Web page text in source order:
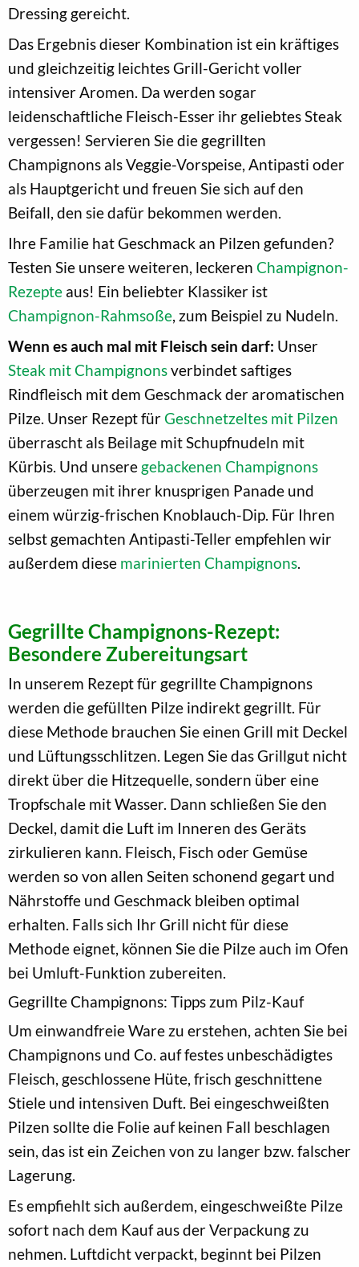
Dressing gereicht.
Das Ergebnis dieser Kombination ist ein kräftiges
und gleichzeitig leichtes Grill-Gericht voller
intensiver Aromen. Da werden sogar
leidenschaftliche Fleisch-Esser ihr geliebtes Steak
vergessen! Servieren Sie die gegrillten
Champignons als Veggie-Vorspeise, Antipasti oder
als Hauptgericht und freuen Sie sich auf den
Beifall, den sie dafür bekommen werden.
Ihre Familie hat Geschmack an Pilzen gefunden?
Testen Sie unsere weiteren, leckeren Champignon-
Rezepte aus! Ein beliebter Klassiker ist
Champignon-Rahmsoße, zum Beispiel zu Nudeln.
Wenn es auch mal mit Fleisch sein darf: Unser
Steak mit Champignonsverbindet saftiges
Rindfleisch mit dem Geschmack der aromatischen
Pilze. Unser Rezept fürGeschnetzeltes mit Pilzen
überrascht als Beilage mit Schupfnudeln mit
Kürbis. Und unsere gebackenen Champignons
überzeugen mit ihrer knusprigen Panade und
einem würzig-frischen Knoblauch-Dip. Für Ihren
selbst gemachten Antipasti-Teller empfehlen wir
außerdem diese marinierten Champignons.
Gegrillte Champignons-Rezept:
Besondere Zubereitungsart
In unserem Rezept für gegrillte Champignons
werden die gefüllten Pilze indirekt gegrillt. Für
diese Methode brauchen Sie einen Grill mit Deckel
und Lüftungsschlitzen. Legen Sie das Grillgut nicht
direkt über die Hitzequelle, sondern über eine
Tropfschale mit Wasser. Dann schließen Sie den
Deckel, damit die Luft im Inneren des Geräts
zirkulieren kann. Fleisch, Fisch oder Gemüse
werden so von allen Seiten schonend gegart und
Nährstoffe und Geschmack bleiben optimal
erhalten. Falls sich Ihr Grill nicht für diese
Methode eignet, können Sie die Pilze auch im Ofen
bei Umluft-Funktion zubereiten.
Gegrillte Champignons: Tipps zum Pilz-Kauf
Um einwandfreie Ware zu erstehen, achten Sie bei
Champignons und Co. auf festes unbeschädigtes
Fleisch, geschlossene Hüte, frisch geschnittene
Stiele und intensiven Duft. Bei eingeschweißten
Pilzen sollte die Folie auf keinen Fall beschlagen
sein, das ist ein Zeichen von zu langer bzw. falscher
Lagerung.
Es empfiehlt sich außerdem, eingeschweißte Pilze
sofort nach dem Kauf aus der Verpackung zu
nehmen. Luftdicht verpackt, beginnt bei Pilzen